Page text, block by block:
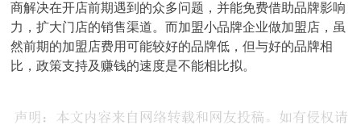
商解决在开店前期遇到的众多问题，并能免费借助品牌影响
力，扩大门店的销售渠道。而加盟小品牌企业做加盟店，虽
然前期的加盟店费用可能较好的品牌低，但与好的品牌相
比，政策支持及赚钱的速度是不能相比拟。